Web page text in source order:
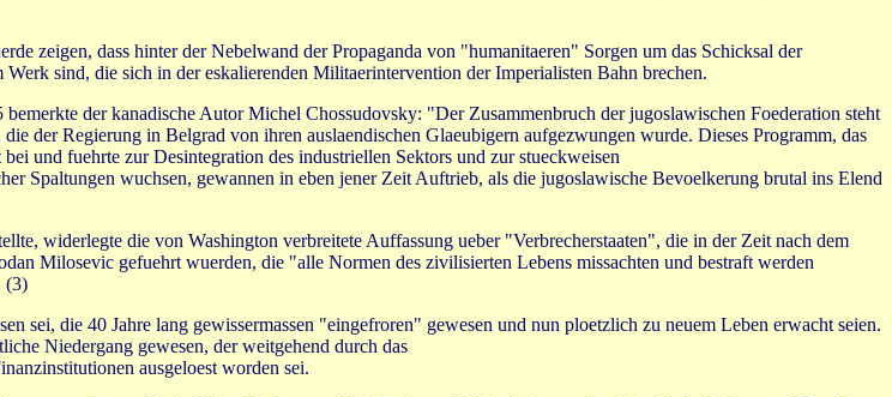
zeigen, dass hinter der Nebelwand der Propaganda von "humanitaeren" Sorgen um das Schicksal der
sind, die sich in der eskalierenden Militaerintervention der Imperialisten Bahn brechen.
der kanadische Autor Michel Chossudovsky: "Der Zusammenbruch der jugoslawischen Foederation steht
der Regierung in Belgrad von ihren auslaendischen Glaeubigern aufgezwungen wurde. Dieses Programm, das
und fuehrte zur Desintegration des industriellen Sektors und zur stueckweisen
Spaltungen wuchsen, gewannen in eben jener Zeit Auftrieb, als die jugoslawische Bevoelkerung brutal ins Elend
widerlegte die von Washington verbreitete Auffassung ueber "Verbrecherstaaten", die in der Zeit nach dem
Milosevic gefuehrt wuerden, die "alle Normen des zivilisierten Lebens missachten und bestraft werden
(3)
sei, die 40 Jahre lang gewissermassen "eingefroren" gewesen und nun ploetzlich zu neuem Leben erwacht seien.
Niedergang gewesen, der weitgehend durch das
ausgeloest worden sei.